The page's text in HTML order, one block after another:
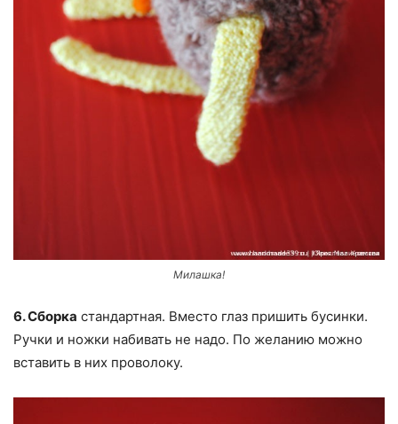
Милашка!
6. Сборка стандартная. Вместо глаз пришить бусинки.
Ручки и ножки набивать не надо. По желанию можно
вставить в них проволоку.